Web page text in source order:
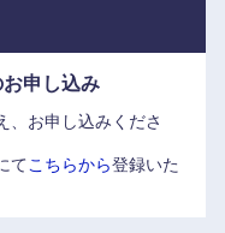
ム長：板垣 行彦氏
お申し込み
、お申し込みくださ
てこちらから登録いた